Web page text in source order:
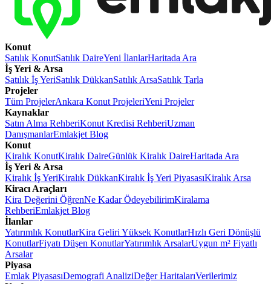
Konut
Satılık KonutSatılık DaireYeni İlanlarHaritada Ara
İş Yeri & Arsa
Satılık İş YeriSatılık DükkanSatılık ArsaSatılık Tarla
Projeler
Tüm ProjelerAnkara Konut ProjeleriYeni Projeler
Kaynaklar
Satın Alma RehberiKonut Kredisi RehberiUzman
DanışmanlarEmlakjet Blog
Konut
Kiralık KonutKiralık DaireGünlük Kiralık DaireHaritada Ara
İş Yeri & Arsa
Kiralık İş YeriKiralık DükkanKiralık İş Yeri PiyasasıKiralık Arsa
Kiracı Araçları
Kira Değerini ÖğrenNe Kadar ÖdeyebilirimKiralama
RehberiEmlakjet Blog
İlanlar
Yatırımlık KonutlarKira Geliri Yüksek KonutlarHızlı Geri Dönüşlü
KonutlarFiyatı Düşen KonutlarYatırımlık ArsalarUygun m² Fiyatlı
Arsalar
Piyasa
Emlak PiyasasıDemografi AnaliziDeğer HaritalarıVerilerimiz